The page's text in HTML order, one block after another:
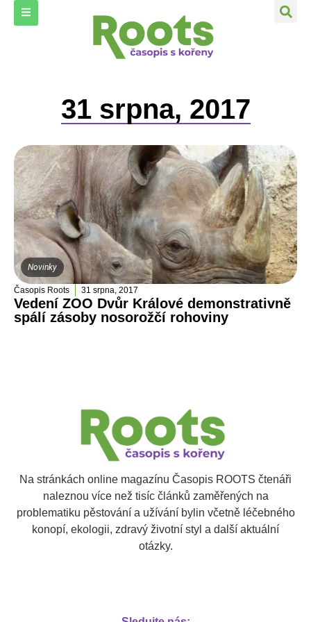
31 srpna, 2017
Novinky
Časopis Roots 31 srpna, 2017
Vedení ZOO Dvůr Králové demonstrativně
spálí zásoby nosorožčí rohoviny
Na stránkách online magazínu Časopis ROOTS čtenáři
naleznou více než tisíc článků zaměřených na
problematiku pěstování a užívání bylin včetně léčebného
konopí, ekologii, zdravý životní styl a další aktuální
otázky.